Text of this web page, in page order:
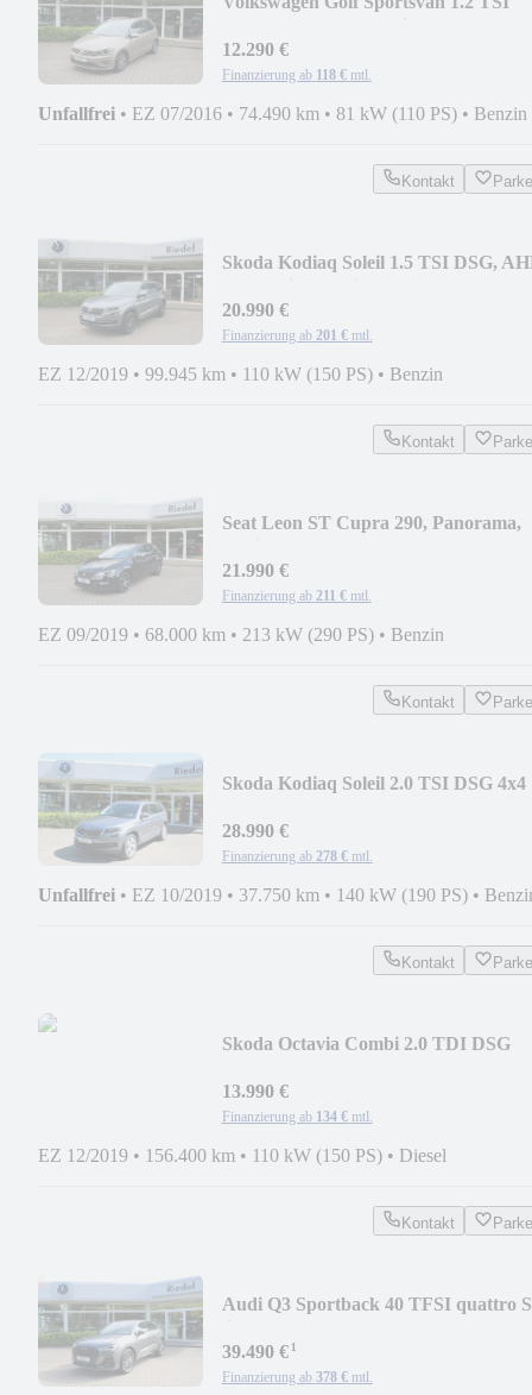
12.290 €
Finanzierung ab 118 € mtl.
Unfallfrei • EZ 07/2016 • 74.490 km • 81 kW (110 PS) • Benzin
Kontakt
Skoda Kodiaq Soleil 1.5 TSI DSG,
20.990 €
Finanzierung ab 201 € mtl.
EZ 12/2019 • 99.945 km • 110 kW (150 PS) • Benzin
Kontakt
Seat Leon ST Cupra 290, Panorama,
21.990 €
Finanzierung ab 211 € mtl.
EZ 09/2019 • 68.000 km • 213 kW (290 PS) • Benzin
Kontakt
Skoda Kodiaq Soleil 2.0 TSI DSG 4x4
28.990 €
Finanzierung ab 278 € mtl.
Unfallfrei • EZ 10/2019 • 37.750 km • 140 kW (190 PS) •
Kontakt
Skoda Octavia Combi 2.0 TDI DSG
13.990 €
Finanzierung ab 134 € mtl.
EZ 12/2019 • 156.400 km • 110 kW (150 PS) • Diesel
Kontakt
Audi Q3 Sportback 40 TFSI quattro S
39.490 €¹
Finanzierung ab 378 € mtl.